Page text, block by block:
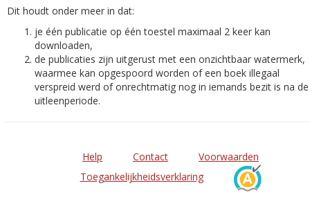
Dit houdt onder meer in dat:
je één publicatie op één toestel maximaal 2 keer kan
downloaden,
de publicaties zijn uitgerust met een onzichtbaar watermerk,
waarmee kan opgespoord worden of een boek illegaal
verspreid werd of onrechtmatig nog in iemands bezit is na de
uitleenperiode.
Help Contact
Voorwaarden
Toegankelijkheidsverklaring